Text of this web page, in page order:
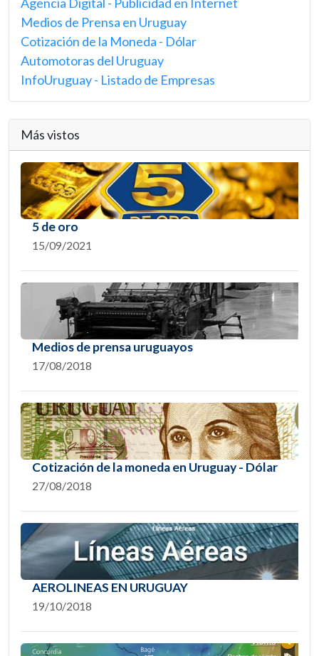
Medios de Prensa en Uruguay
Cotización de la Moneda - Dólar
Automotoras del Uruguay
InfoUruguay - Listado de Empresas
Más vistos
5 de oro
15/09/2021
Medios de prensa uruguayos
17/08/2018
Cotización de la moneda en Uruguay - Dólar
27/08/2018
AEROLINEAS EN URUGUAY
19/10/2018